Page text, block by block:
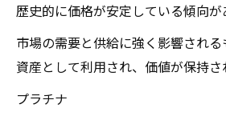
歴史的に価格が安定している傾向が
市場の需要と供給に強く影響され
資産として利用され、価値が保持さ
プラチナ